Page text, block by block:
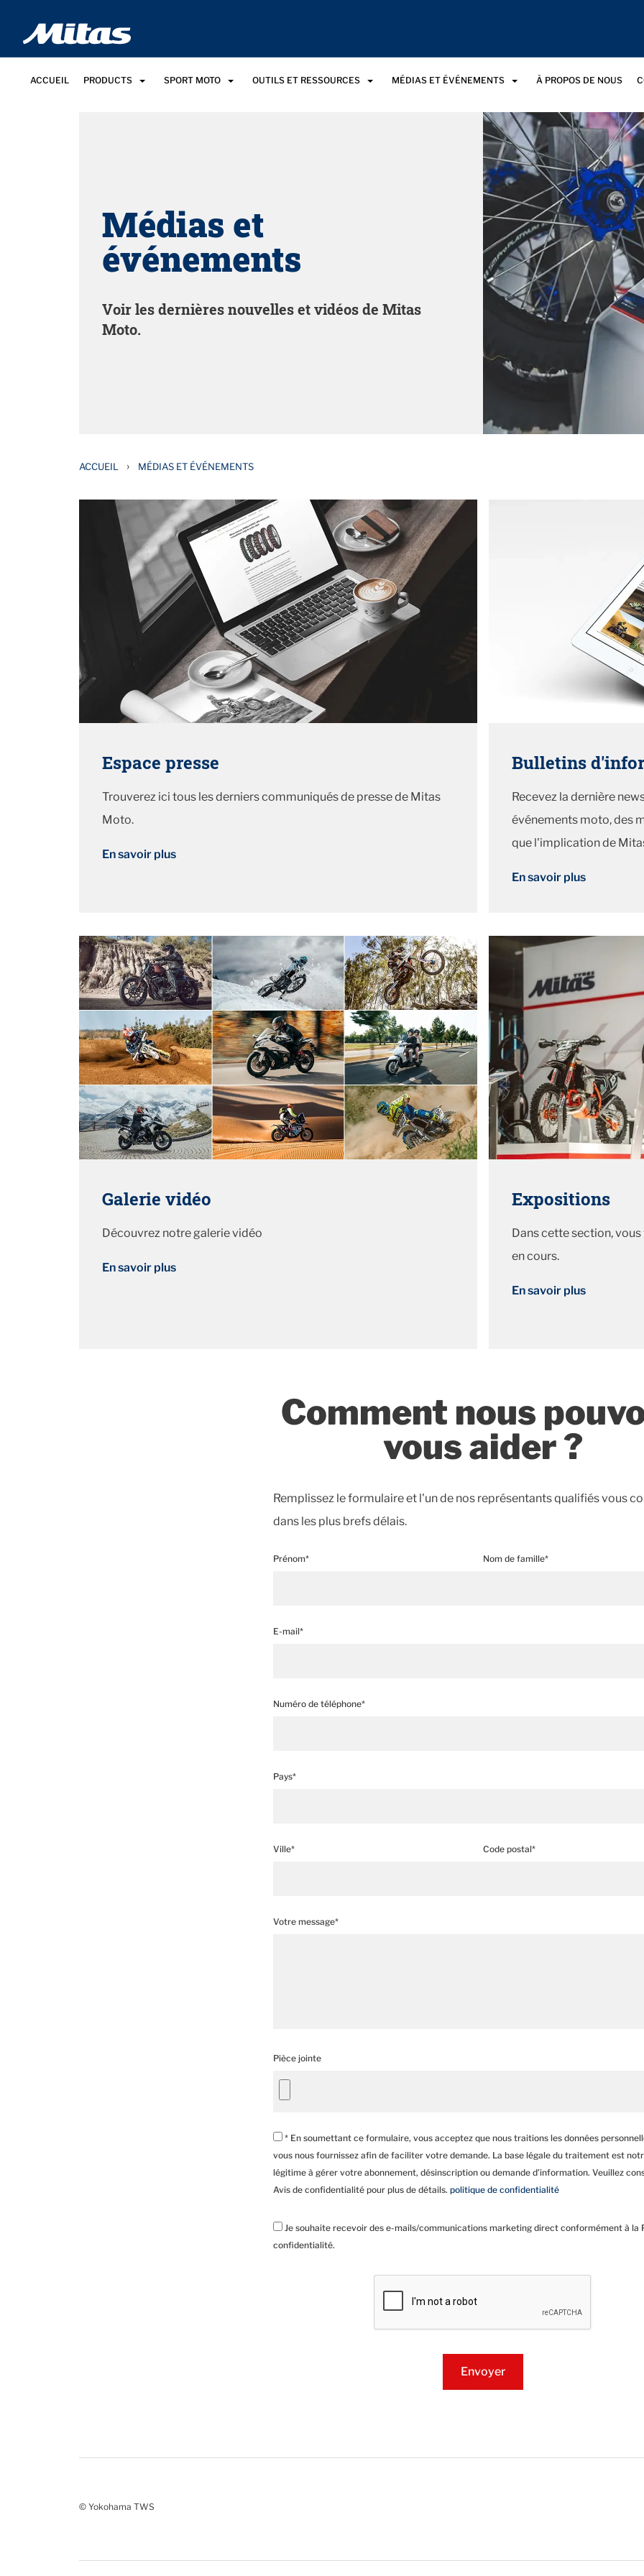
ACCUEIL PRODUCTS SPORT MOTO OUTILS ET RESSOURCES MÉDIAS ET ÉVÉNEMENTS À PROPOS DE NOUS
Médias et
événements
Voir les dernières nouvelles et vidéos de Mitas
Moto.
ACCUEIL › MÉDIAS ET ÉVÉNEMENTS
Espace presse
Trouverez ici tous les derniers communiqués de presse de Mitas
Moto.
En savoir plus
Bulletins
Recevez la dernière
événements moto, des
que l'implication de
En savoir plus
Galerie vidéo
Découvrez notre galerie vidéo
En savoir plus
Expositions
Dans cette section,
en cours.
En savoir plus
Comment nous
vous aider ?
Remplissez le formulaire et l'un de nos représentants qualifiés vous
dans les plus brefs délais.
Prénom* Nom de famille*
E-mail*
Numéro de téléphone*
Pays*
Ville* Code postal*
Votre message*
Pièce jointe
* En soumettant ce formulaire, vous acceptez que nous traitions les données
vous nous fournissez afin de faciliter votre demande. La base légale du traitement est
légitime à gérer votre abonnement, désinscription ou demande d’information. Veuillez
Avis de confidentialité pour plus de détails. politique de confidentialité
Je souhaite recevoir des e-mails/communications marketing direct conformément à la
confidentialité.
© Yokohama TWS